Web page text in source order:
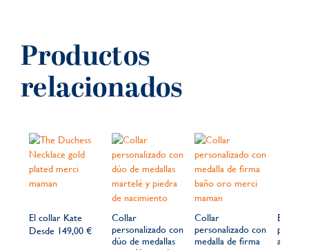
Productos
relacionados
El collar Kate
Desde 149,00 €
Collar
personalizado con
dúo de medallas
Collar
personalizado con
medalla de firma
abierto